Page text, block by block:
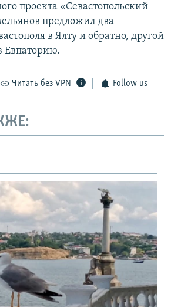
проекта «Севастопольский
предложил два
в Ялту и обратно, другой
Евпаторию.
Читать без VPN Follow us